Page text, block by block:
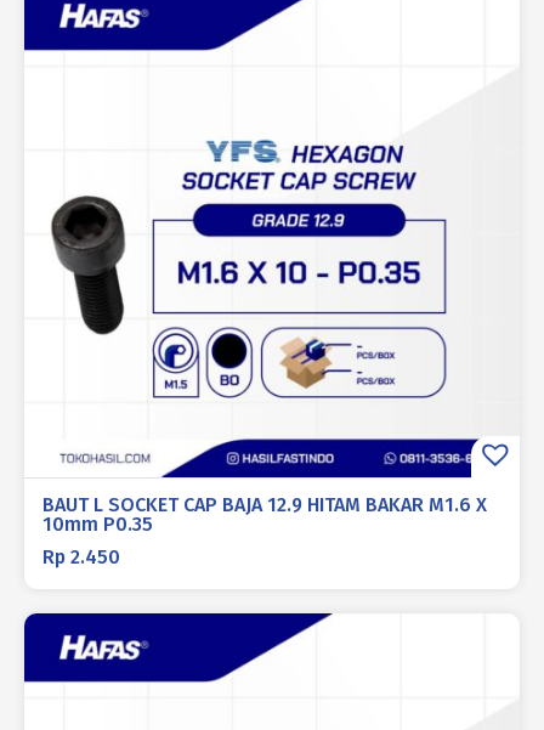
BAUT L SOCKET CAP BAJA 12.9 HITAM BAKAR M1.6 X
10mm P0.35
Rp 2.450